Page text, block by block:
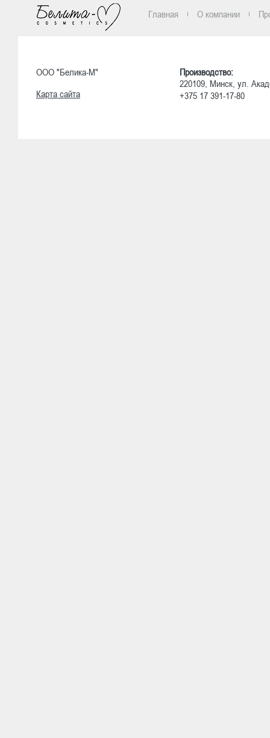
Главная О компании
ООО "Белика-М"
Карта сайта
Производство:
220109, Минск, ул.
+375 17 391-17-80